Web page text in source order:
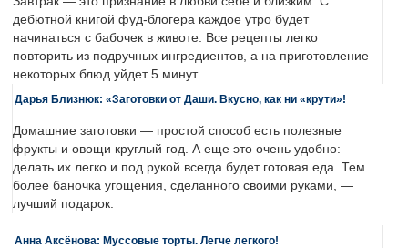
дебютной книгой фуд-блогера каждое утро будет
начинаться с бабочек в животе. Все рецепты легко
повторить из подручных ингредиентов, а на приготовление
некоторых блюд уйдет 5 минут.
Дарья Близнюк: «Заготовки от Даши. Вкусно, как ни «крути»!
Домашние заготовки — простой способ есть полезные
фрукты и овощи круглый год. А еще это очень удобно:
делать их легко и под рукой всегда будет готовая еда. Тем
более баночка угощения, сделанного своими руками, —
лучший подарок.
Анна Аксёнова: Муссовые торты. Легче легкого!